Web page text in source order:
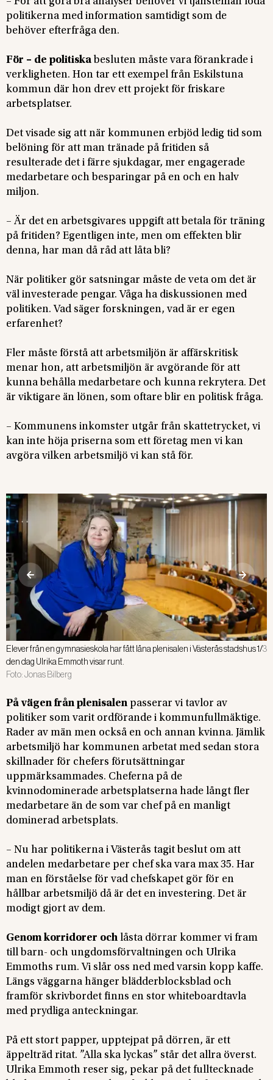
politikerna med information samtidigt som de
behöver efterfråga den.
För – de politiska besluten måste vara förankrade i
verkligheten. Hon tar ett exempel från Eskilstuna
kommun där hon drev ett projekt för friskare
arbetsplatser.
Det visade sig att när kommunen erbjöd ledig tid som
belöning för att man tränade på fritiden så
resulterade det i färre sjukdagar, mer engagerade
medarbetare och besparingar på en och en halv
miljon.
– Är det en arbetsgivares uppgift att betala för träning
på fritiden? Egentligen inte, men om effekten blir
denna, har man då råd att låta bli?
När politiker gör satsningar måste de veta om det är
väl investerade pengar. Våga ha diskussionen med
politiken. Vad säger forskningen, vad är er egen
erfarenhet?
Fler måste förstå att arbetsmiljön är affärskritisk
menar hon, att arbetsmiljön är avgörande för att
kunna behålla medarbetare och kunna rekrytera. Det
är viktigare än lönen, som oftare blir en politisk fråga.
– Kommunens inkomster utgår från skattetrycket, vi
kan inte höja priserna som ett företag men vi kan
avgöra vilken arbetsmiljö vi kan stå för.
Elever från en gymnasieskola har fått låna plenisalen i Västerås stadshus
den dag Ulrika Emmoth visar runt.
Foto:Jonas Bilberg
1/3
På vägen från plenisalen passerar vi tavlor av
politiker som varit ordförande i kommunfullmäktige.
Rader av män men också en och annan kvinna. Jämlik
arbetsmiljö har kommunen arbetat med sedan stora
skillnader för chefers förutsättningar
uppmärksammades. Cheferna på de
kvinnodominerade arbetsplatserna hade långt fler
medarbetare än de som var chef på en manligt
dominerad arbetsplats.
– Nu har politikerna i Västerås tagit beslut om att
andelen medarbetare per chef ska vara max 35. Har
man en förståelse för vad chefskapet gör för en
hållbar arbetsmiljö då är det en investering. Det är
modigt gjort av dem.
Genom korridorer och låsta dörrar kommer vi fram
till barn- och ungdomsförvaltningen och Ulrika
Emmoths rum. Vi slår oss ned med varsin kopp kaffe.
Längs väggarna hänger blädderblocksblad och
framför skrivbordet finns en stor whiteboardtavla
med prydliga anteckningar.
På ett stort papper, upptejpat på dörren, är ett
äppelträd ritat. ”Alla ska lyckas” står det allra överst.
Ulrika Emmoth reser sig, pekar på det fulltecknade